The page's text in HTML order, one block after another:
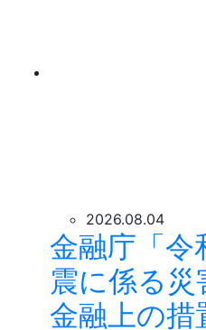
2026.08.04
金融庁「令
震に係る災
金融上の措